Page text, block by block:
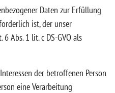
Daten zur Erfüllung
ist, der unser
Abs. 1 lit. c DS-GVO als
der betroffenen Person
eine Verarbeitung